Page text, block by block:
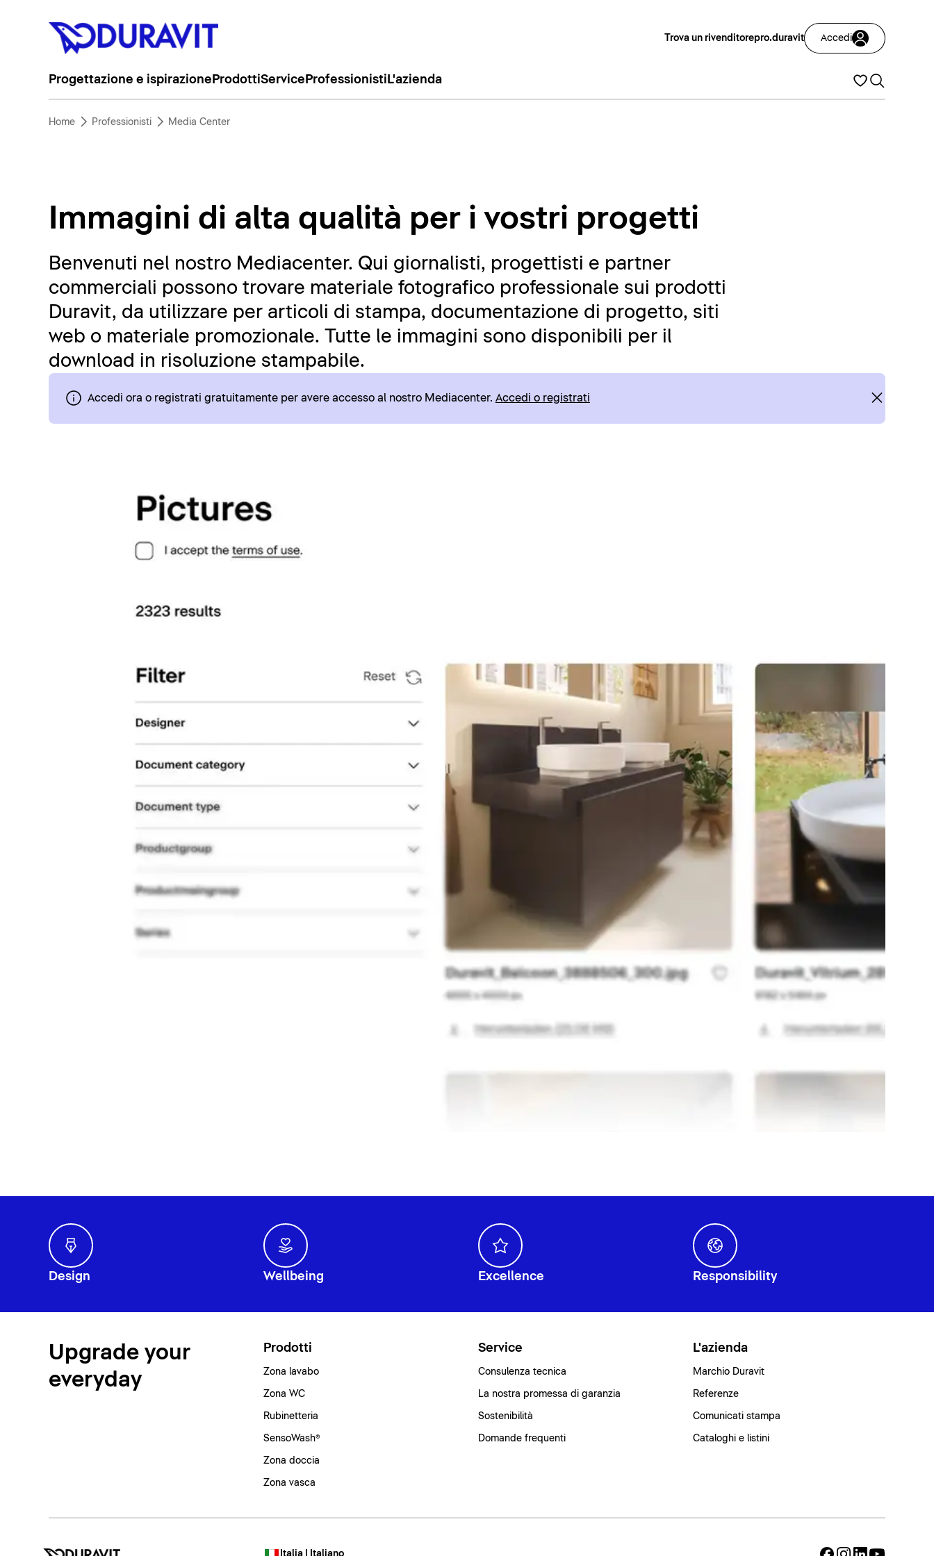
Trova un rivenditorepro.duravit Accedi
Progettazione e ispirazione ProdottiService Professionisti L'azienda
Home Professionisti Media Center
Immagini di alta qualità per i vostri progetti
Benvenuti nel nostro Mediacenter. Qui giornalisti, progettisti e partner
commerciali possono trovare materiale fotografico professionale sui prodotti
Duravit, da utilizzare per articoli di stampa, documentazione di progetto, siti
web o materiale promozionale. Tutte le immagini sono disponibili per il
download in risoluzione stampabile.
Accedi ora o registrati gratuitamente per avere accesso al nostro Mediacenter. Accedi o registrati
Design Wellbeing Excellence Responsibility
Upgrade your
everyday
Prodotti
Zona lavabo
Zona WC
Rubinetteria
SensoWash®
Zona doccia
Zona vasca
Service
Consulenza tecnica
La nostra promessa di garanzia
Sostenibilità
Domande frequenti
L'azienda
Marchio Duravit
Referenze
Comunicati stampa
Cataloghi e listini